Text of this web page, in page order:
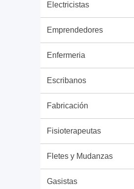
Electricistas
Emprendedores
Enfermeria
Escribanos
Fabricación
Fisioterapeutas
Fletes y Mudanzas
Gasistas